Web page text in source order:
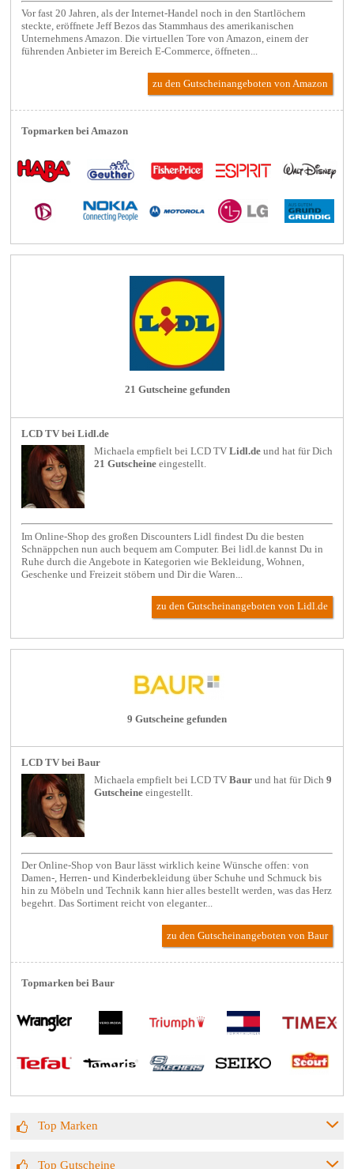
Vor fast 20 Jahren, als der Internet-Handel noch in den Startlöchern
steckte, eröffnete Jeff Bezos das Stammhaus des amerikanischen
Unternehmens Amazon. Die virtuellen Tore von Amazon, einem der
führenden Anbieter im Bereich E-Commerce, öffneten...
zu den Gutscheinangeboten von Amazon
Topmarken bei Amazon
21 Gutscheine gefunden
LCD TV bei Lidl.de
Michaela empfielt beiLCD TV Lidl.de und hat für Dich
21 Gutscheine eingestellt.
Im Online-Shop des großen Discounters Lidl findest Du die besten
Schnäppchen nun auch bequem am Computer. Bei lidl.de kannst Du in
Ruhe durch die Angebote in Kategorien wie Bekleidung, Wohnen,
Geschenke und Freizeit stöbern und Dir die Waren...
zu den Gutscheinangeboten von Lidl.de
9 Gutscheine gefunden
LCD TV bei Baur
Michaela empfielt beiLCD TV Baur und hat für Dich9
Gutscheine eingestellt.
Der Online-Shop von Baur lässt wirklich keine Wünsche offen: von
Damen-, Herren- und Kinderbekleidung über Schuhe und Schmuck bis
hin zu Möbeln und Technik kann hier alles bestellt werden, was das Herz
begehrt. Das Sortiment reicht von eleganter...
zu den Gutscheinangeboten von Baur
Topmarken bei Baur
Top Marken
Top Gutscheine